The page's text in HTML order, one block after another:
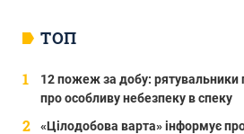
ТОП
12 пожеж за добу: рятувальники
про особливу небезпеку в спеку
«Цілодобова варта» інформує